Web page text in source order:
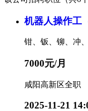
机器人操作工
钳、钣、铆、冲
7000元/月
咸阳高新区全职
2025-11-21